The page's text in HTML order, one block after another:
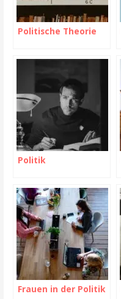
Politische Theorie
Politik
Frauen in der Politik